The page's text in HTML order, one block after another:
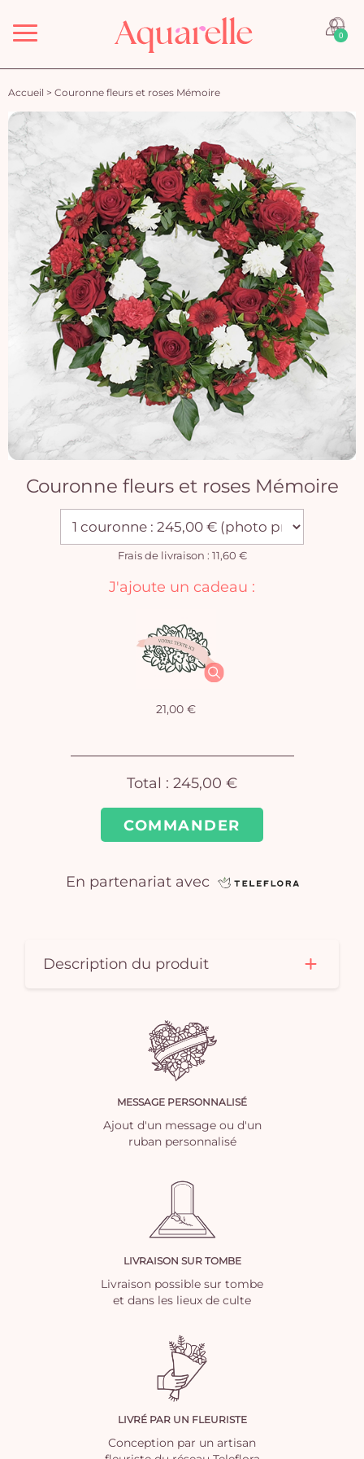
Menu 0
Accueil > Couronne fleurs et roses Mémoire
Couronne fleurs et roses Mémoire
Frais de livraison : 11,60 €
COMMANDER
J'ajoute un cadeau :
21,00 €
Total : 245,00 €
En partenariat avec
Description du produit
MESSAGE PERSONNALISÉ
Ajout d'un message ou d'un
ruban personnalisé
LIVRAISON SUR TOMBE
Livraison possible sur tombe
et dans les lieux de culte
LIVRÉ PAR UN FLEURISTE
Conception par un artisan